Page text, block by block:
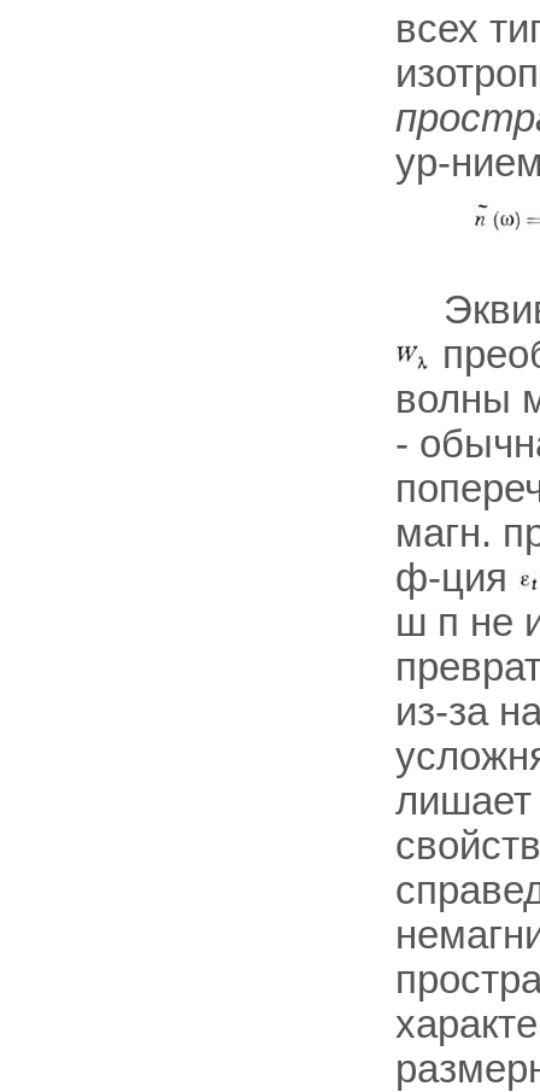
всех
ур-
волны
-
магн.
ф-ция
ш п не
из-за
лишает